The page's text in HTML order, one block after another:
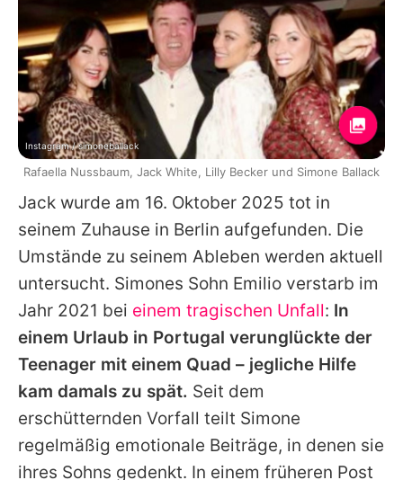
Jack wurde am 16. Oktober 2025 tot in
seinem Zuhause in Berlin aufgefunden. Die
Umstände zu seinem Ableben werden aktuell
untersucht. Simones Sohn Emilio verstarb im
Jahr 2021 bei einem tragischen Unfall: In
einem Urlaub in Portugal verunglückte der
Teenager mit einem Quad – jegliche Hilfe
kam damals zu spät. Seit dem
erschütternden Vorfall teilt Simone
regelmäßig emotionale Beiträge, in denen sie
ihres Sohns gedenkt. In einem früheren Post
Instagram / simoneballack
Rafaella Nussbaum, Jack White, Lilly Becker und Simone Ballack